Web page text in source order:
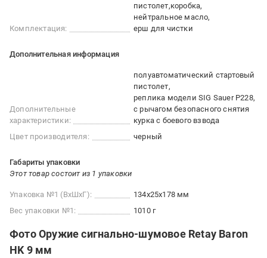
Комплектация:
пистолет коробка
нейтральное масло
ерш для чистки
Дополнительная информация
Дополнительные
характеристики:
полуавтоматический стартовый
пистолет
реплика модели SIG Sauer P228
с рычагом безопасного снятия
курка с боевого взвода
Цвет производителя:
черный
Габариты упаковки
Этот товар состоит из 1 упаковки
Упаковка №1 (ВхШхГ):
134x25x178 мм
Вес упаковки №1:
1010 г
Фото Оружие сигнально-шумовое Retay Baron
HK 9 мм